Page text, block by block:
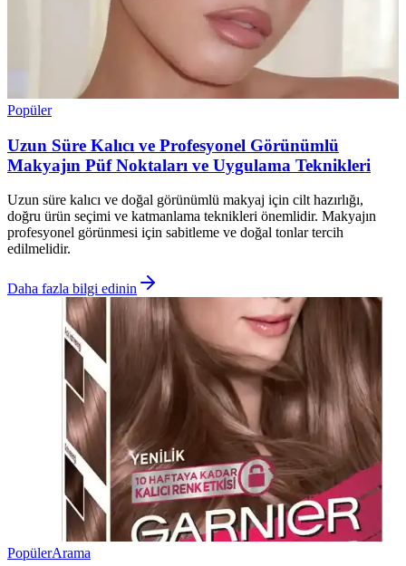
Popüler
Uzun Süre Kalıcı ve Profesyonel Görünümlü
Makyajın Püf Noktaları ve Uygulama Teknikleri
Uzun süre kalıcı ve doğal görünümlü makyaj için cilt hazırlığı,
doğru ürün seçimi ve katmanlama teknikleri önemlidir. Makyajın
profesyonel görünmesi için sabitleme ve doğal tonlar tercih
edilmelidir.
Daha fazla bilgi edinin
PopülerArama